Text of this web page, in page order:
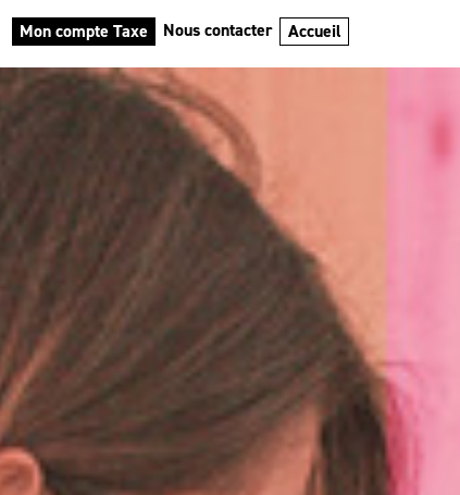
Mon compte Taxe Nous contacter Accueil